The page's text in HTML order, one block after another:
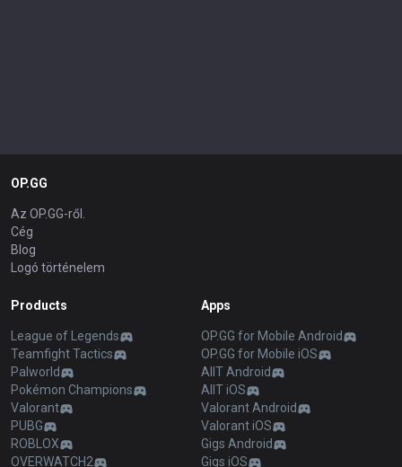
OP.GG
Az OP.GG-ről.
Cég
Blog
Logó történelem
Products
League of Legends
Teamfight Tactics
Palworld
Pokémon Champions
Valorant
PUBG
ROBLOX
OVERWATCH2
Apps
OP.GG for Mobile Android
OP.GG for Mobile iOS
AllT Android
AllT iOS
Valorant Android
Valorant iOS
Gigs Android
Gigs iOS